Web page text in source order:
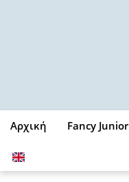
Αρχική Fancy Junior